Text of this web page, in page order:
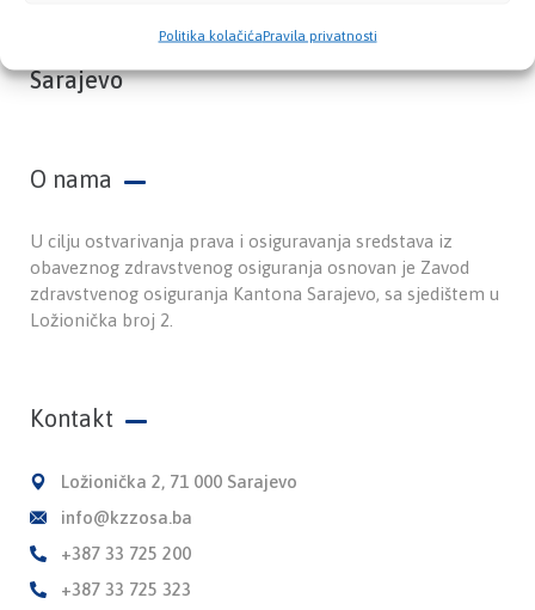
Politika kolačićaPravila privatnosti
Zavod zdravstvenog osiguranja Kantona
Sarajevo
O nama
U cilju ostvarivanja prava i osiguravanja sredstava iz
obaveznog zdravstvenog osiguranja osnovan je Zavod
zdravstvenog osiguranja Kantona Sarajevo, sa sjedištem u
Ložionička broj 2.
Kontakt
Ložionička 2, 71 000 Sarajevo
info@kzzosa.ba
+387 33 725 200
+387 33 725 323